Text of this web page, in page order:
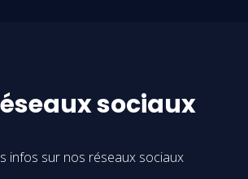
sociaux
infos sur nos réseaux sociaux